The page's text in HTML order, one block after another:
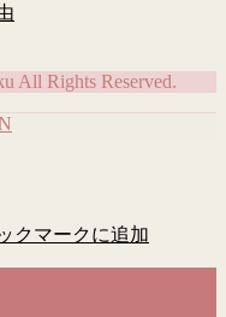
All Rights Reserved.